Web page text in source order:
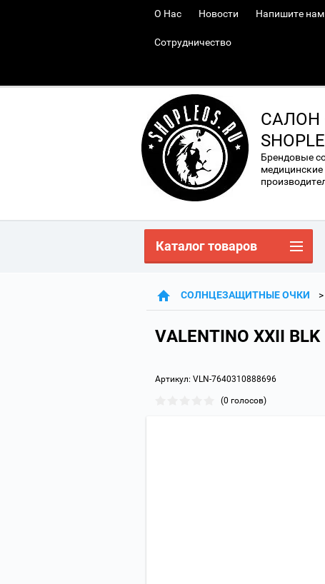
О Нас Новости Напишите нам
Сотрудничество
САЛОН
Брендовые
СОЛНЦЕЗАЩИТНЫЕ ОЧКИ
VALENTINO XXII BLK
Артикул: VLN-7640310888696
(0 голосов)
Каталог товаров